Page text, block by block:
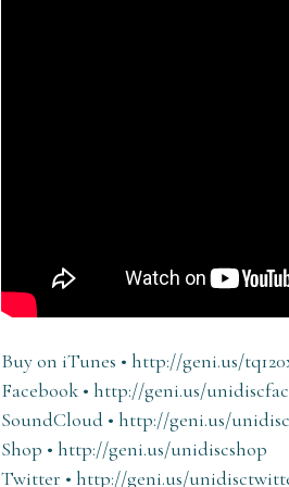
Buy on iTunes • http://geni.us/
Facebook • http://geni.us/
SoundCloud • http://geni.us/
Shop • http://geni.us/unidiscshop
Twitter • http://geni.us/